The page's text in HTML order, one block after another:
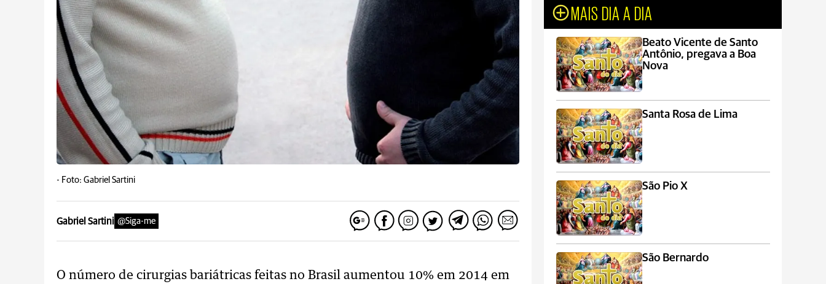
- Foto: Gabriel Sartini
Gabriel Sartini @Siga-me
O número de cirurgias bariátricas feitas no Brasil aumentou 10% em 2014 em
MAIS DIA A DIA
Beato Vicente de Santo
Antônio, pregava a Boa
Nova
Santa Rosa de Lima
São Pio X
São Bernardo